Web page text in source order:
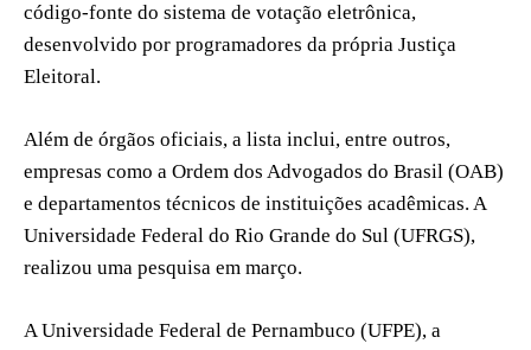
código-fonte do sistema de votação eletrônica,
desenvolvido por programadores da própria Justiça
Eleitoral.
Além de órgãos oficiais, a lista inclui, entre outros,
empresas como a Ordem dos Advogados do Brasil (OAB)
e departamentos técnicos de instituições acadêmicas. A
Universidade Federal do Rio Grande do Sul (UFRGS),
realizou uma pesquisa em março.
A Universidade Federal de Pernambuco (UFPE), a